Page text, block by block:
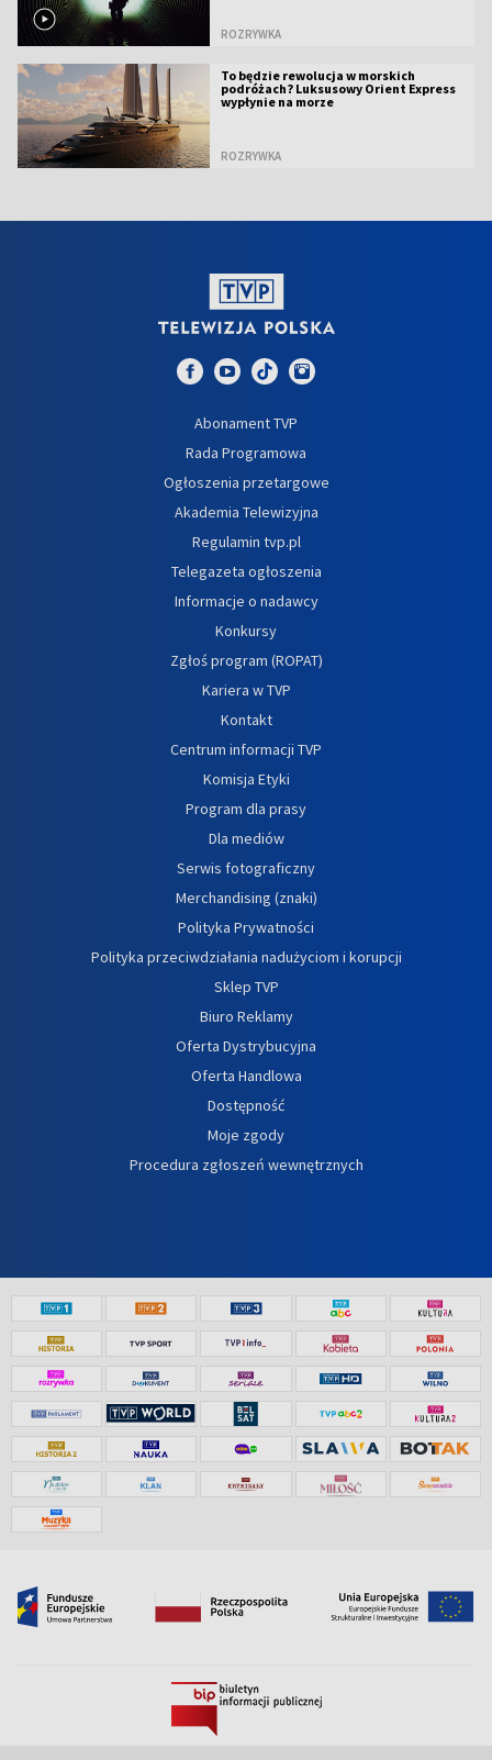
ROZRYWKA
To będzie rewolucja w morskich
podróżach? Luksusowy Orient Express
wypłynie na morze
ROZRYWKA
Abonament TVP
Rada Programowa
Ogłoszenia przetargowe
Akademia Telewizyjna
Regulamin tvp.pl
Telegazeta ogłoszenia
Informacje o nadawcy
Konkursy
Zgłoś program (ROPAT)
Kariera w TVP
Kontakt
Centrum informacji TVP
Komisja Etyki
Program dla prasy
Dla mediów
Serwis fotograficzny
Merchandising (znaki)
Polityka Prywatności
Polityka przeciwdziałania nadużyciom i korupcji
Sklep TVP
Biuro Reklamy
Oferta Dystrybucyjna
Oferta Handlowa
Dostępność
Moje zgody
Procedura zgłoszeń wewnętrznych